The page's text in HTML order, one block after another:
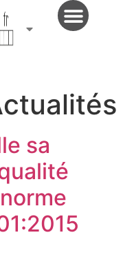
Français
sa